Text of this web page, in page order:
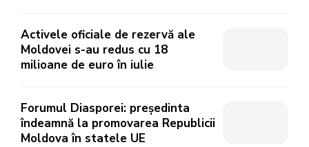
Activele oficiale de rezervă ale
Moldovei s-au redus cu 18
milioane de euro în iulie
Forumul Diasporei: președinta
îndeamnă la promovarea Republicii
Moldova în statele UE